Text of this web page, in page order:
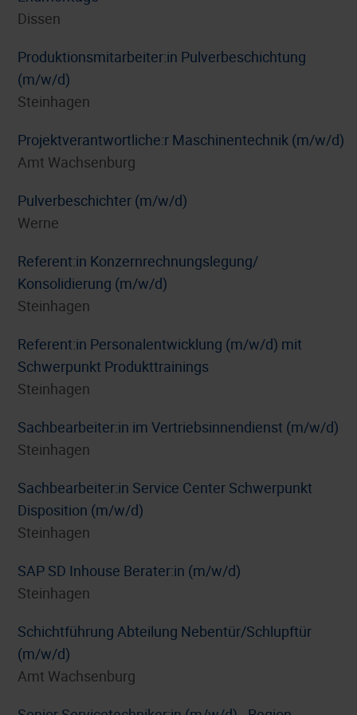
Dissen
Produktionsmitarbeiter:in Pulverbeschichtung
(m/w/d)
Steinhagen
Projektverantwortliche:r Maschinentechnik (m/w/d)
Amt Wachsenburg
Pulverbeschichter (m/w/d)
Werne
Referent:in Konzernrechnungslegung/
Konsolidierung (m/w/d)
Steinhagen
Referent:in Personalentwicklung (m/w/d) mit
Schwerpunkt Produkttrainings
Steinhagen
Sachbearbeiter:in im Vertriebsinnendienst (m/w/d)
Steinhagen
Sachbearbeiter:in Service Center Schwerpunkt
Disposition (m/w/d)
Steinhagen
SAP SD Inhouse Berater:in (m/w/d)
Steinhagen
Schichtführung Abteilung Nebentür/Schlupftür
(m/w/d)
Amt Wachsenburg